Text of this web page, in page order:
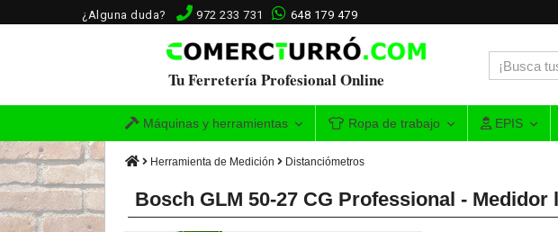
¿Alguna duda? 972 233 731 648 179 479
Tu Ferretería Profesional Online
Máquinas y herramientas Ropa de trabajo EPIS
Herramienta de Medición Distanciómetros
Bosch GLM 50-27 CG Professional -